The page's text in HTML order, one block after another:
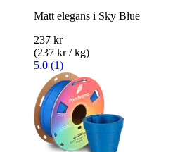
Matt elegans i Sky Blue
237 kr
(237 kr / kg)
5.0 (1)